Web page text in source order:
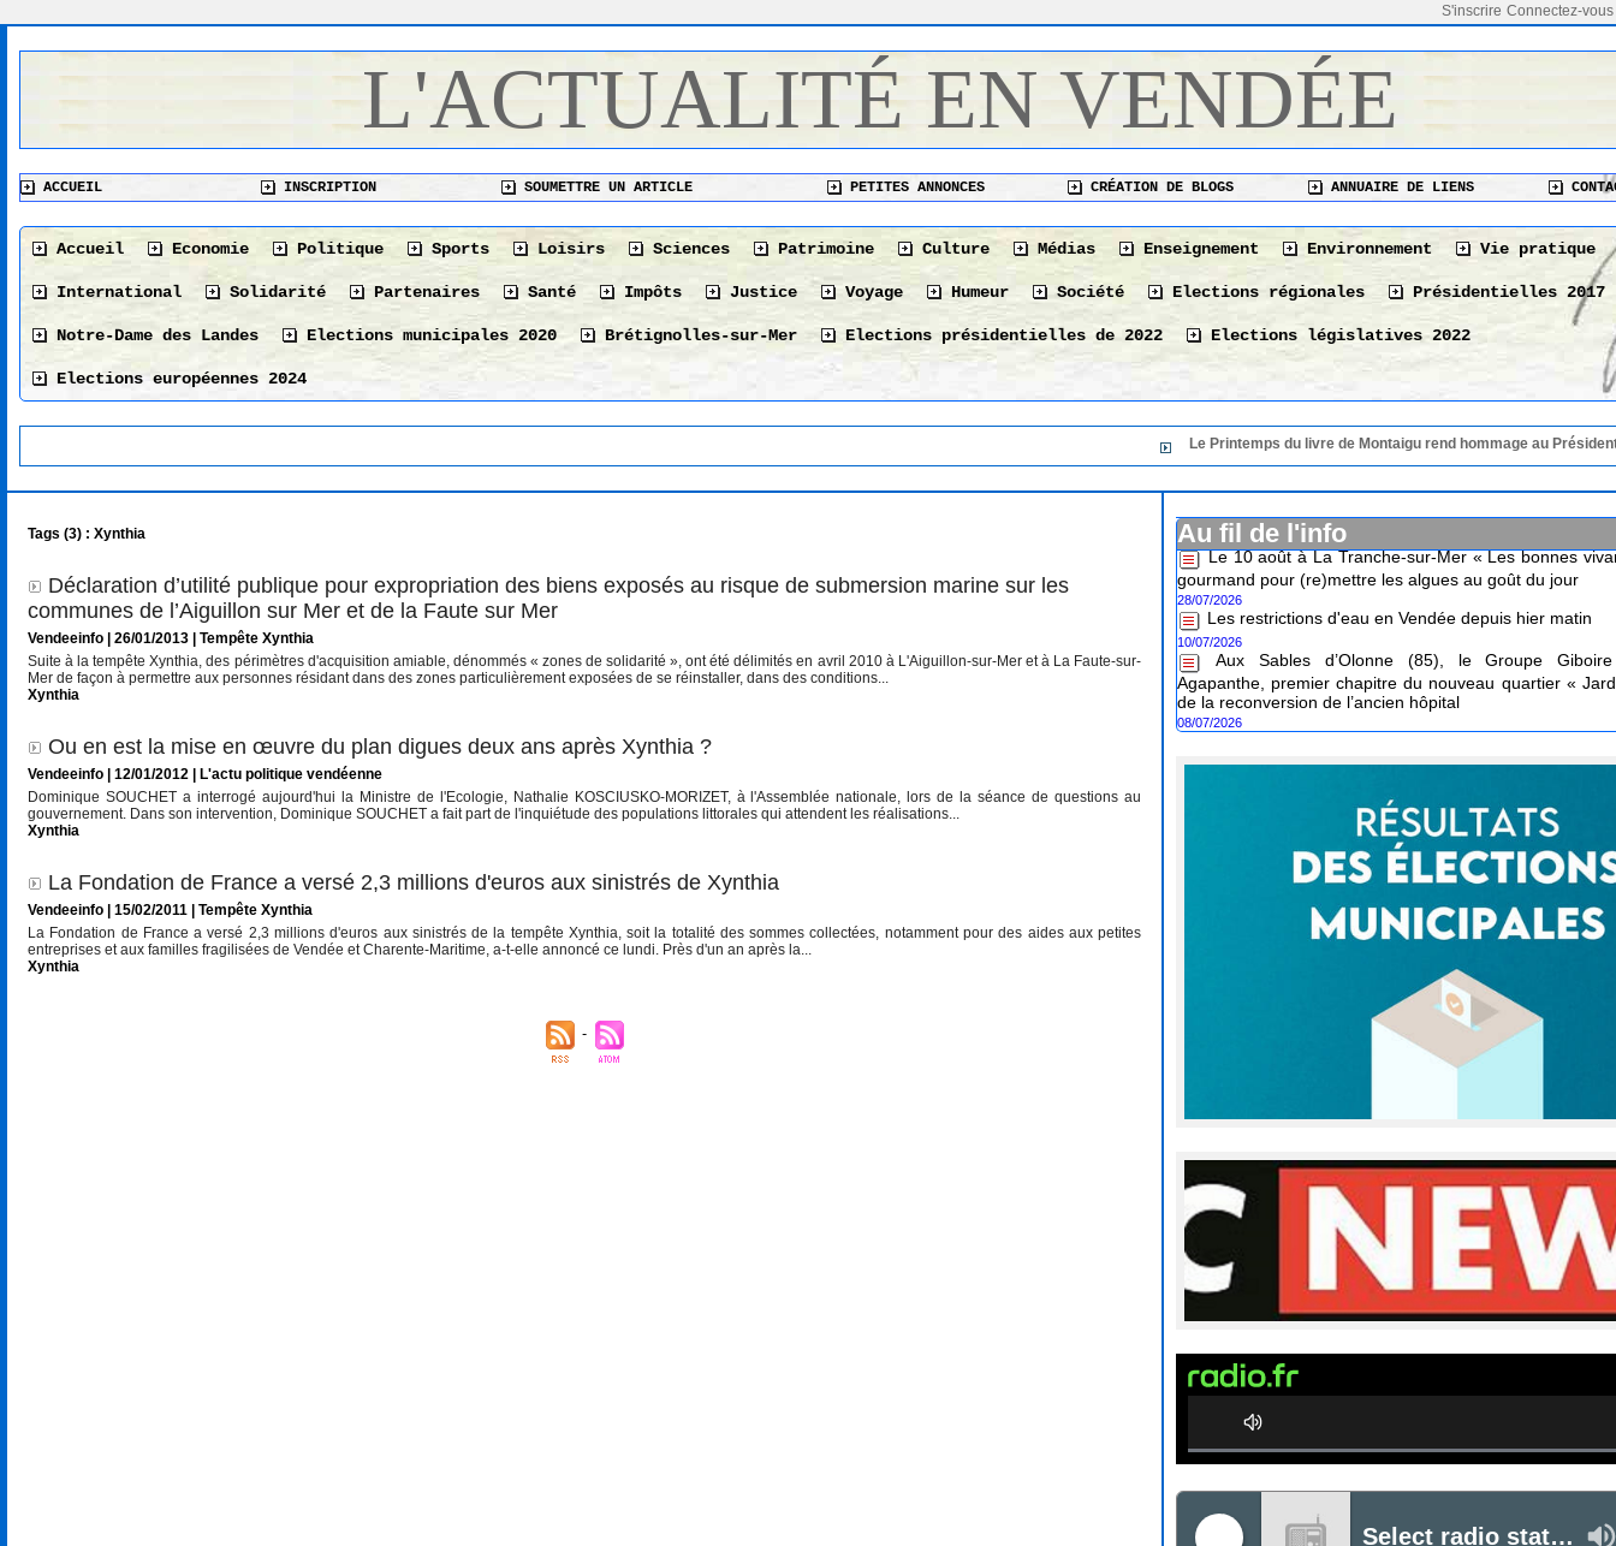
Connectez-vous
S'inscrire
L'ACTUALITÉ EN VENDÉE
ACCUEIL INSCRIPTION SOUMETTRE UN ARTICLE PETITES ANNONCES CRÉATION DE BLOGS ANNUAIRE DE LIENS
Accueil Economie Politique Sports Loisirs Sciences Patrimoine Culture Médias Enseignement Environnement Vie pratique
International Solidarité Partenaires Santé Impôts Justice Voyage Humeur Société Elections régionales Présidentielles 2017
Notre-Dame des Landes Elections municipales 2020 Brétignolles-sur-Mer Elections présidentielles de 2022 Elections législatives 2022
Elections européennes 2024
Le Printemps du livre de Montaigu rend hommage au Président de sa 36 éme
Tags (3) : Xynthia
Déclaration d’utilité publique pour expropriation des biens exposés au risque de submersion marine sur les
communes de l’Aiguillon sur Mer et de la Faute sur Mer
Vendeeinfo | 26/01/2013 |Tempête Xynthia
Suite à la tempête Xynthia, des périmètres d'acquisition amiable, dénommés « zones de solidarité », ont été délimités en avril 2010 à L'Aiguillon-sur-Mer et à La Faute-sur-
Mer de façon à permettre aux personnes résidant dans des zones particulièrement exposées de se réinstaller, dans des conditions...
Xynthia
Ou en est la mise en œuvre du plan digues deux ans après Xynthia ?
Vendeeinfo | 12/01/2012
L'actu politique vendéenne
Dominique SOUCHET a interrogé aujourd'hui la Ministre de l'Ecologie, Nathalie KOSCIUSKO-MORIZET, à l'Assemblée nationale, lors de la séance de questions au
gouvernement. Dans son intervention, Dominique SOUCHET a fait part de l'inquiétude des populations littorales qui attendent les réalisations...
Xynthia
La Fondation de France a versé 2,3 millions d'euros aux sinistrés de Xynthia
Vendeeinfo | 15/02/2011 |Tempête Xynthia
La Fondation de France a versé 2,3 millions d'euros aux sinistrés de la tempête Xynthia, soit la totalité des sommes collectées, notamment pour des aides aux petites
entreprises et aux familles fragilisées de Vendée et Charente-Maritime, a-t-elle annoncé ce lundi. Près d'un an après la...
Xynthia
Au fil de l'info
Le Printemps du livre de Montaigu rend hommage
36 éme édition
06/08/2026
Le 10 août à La Tranche-sur-Mer « Les bonnes
gourmand pour (re)mettre les algues au goût du jour
28/07/2026
Les restrictions d'eau en Vendée depuis hier matin
10/07/2026
Aux Sables d’Olonne (85), le Groupe
Agapanthe, premier chapitre du nouveau quartier «
de la reconversion de l’ancien hôpital
08/07/2026
0%
Complete
Select radio station